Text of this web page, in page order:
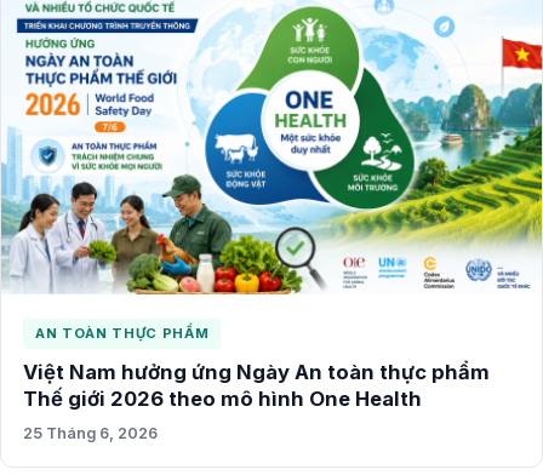
AN TOÀN THỰC PHẨM
Việt Nam hưởng ứng Ngày An toàn thực phẩm
Thế giới 2026 theo mô hình One Health
25 Tháng 6, 2026